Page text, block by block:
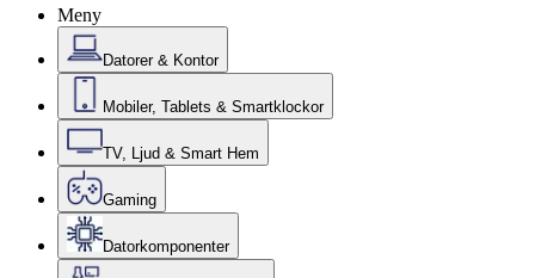
Meny
Datorer & Kontor
Mobiler, Tablets & Smartklockor
TV, Ljud & Smart Hem
Gaming
Datorkomponenter